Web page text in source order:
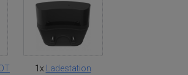
1x Ladestation